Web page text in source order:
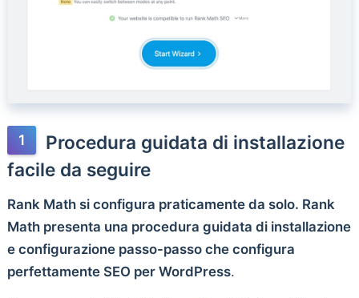
Procedura guidata di installazione
facile da seguire
Rank Math si configura praticamente da solo. Rank
Math presenta una procedura guidata di installazione
e configurazione passo-passo che configura
perfettamente SEO per WordPress.